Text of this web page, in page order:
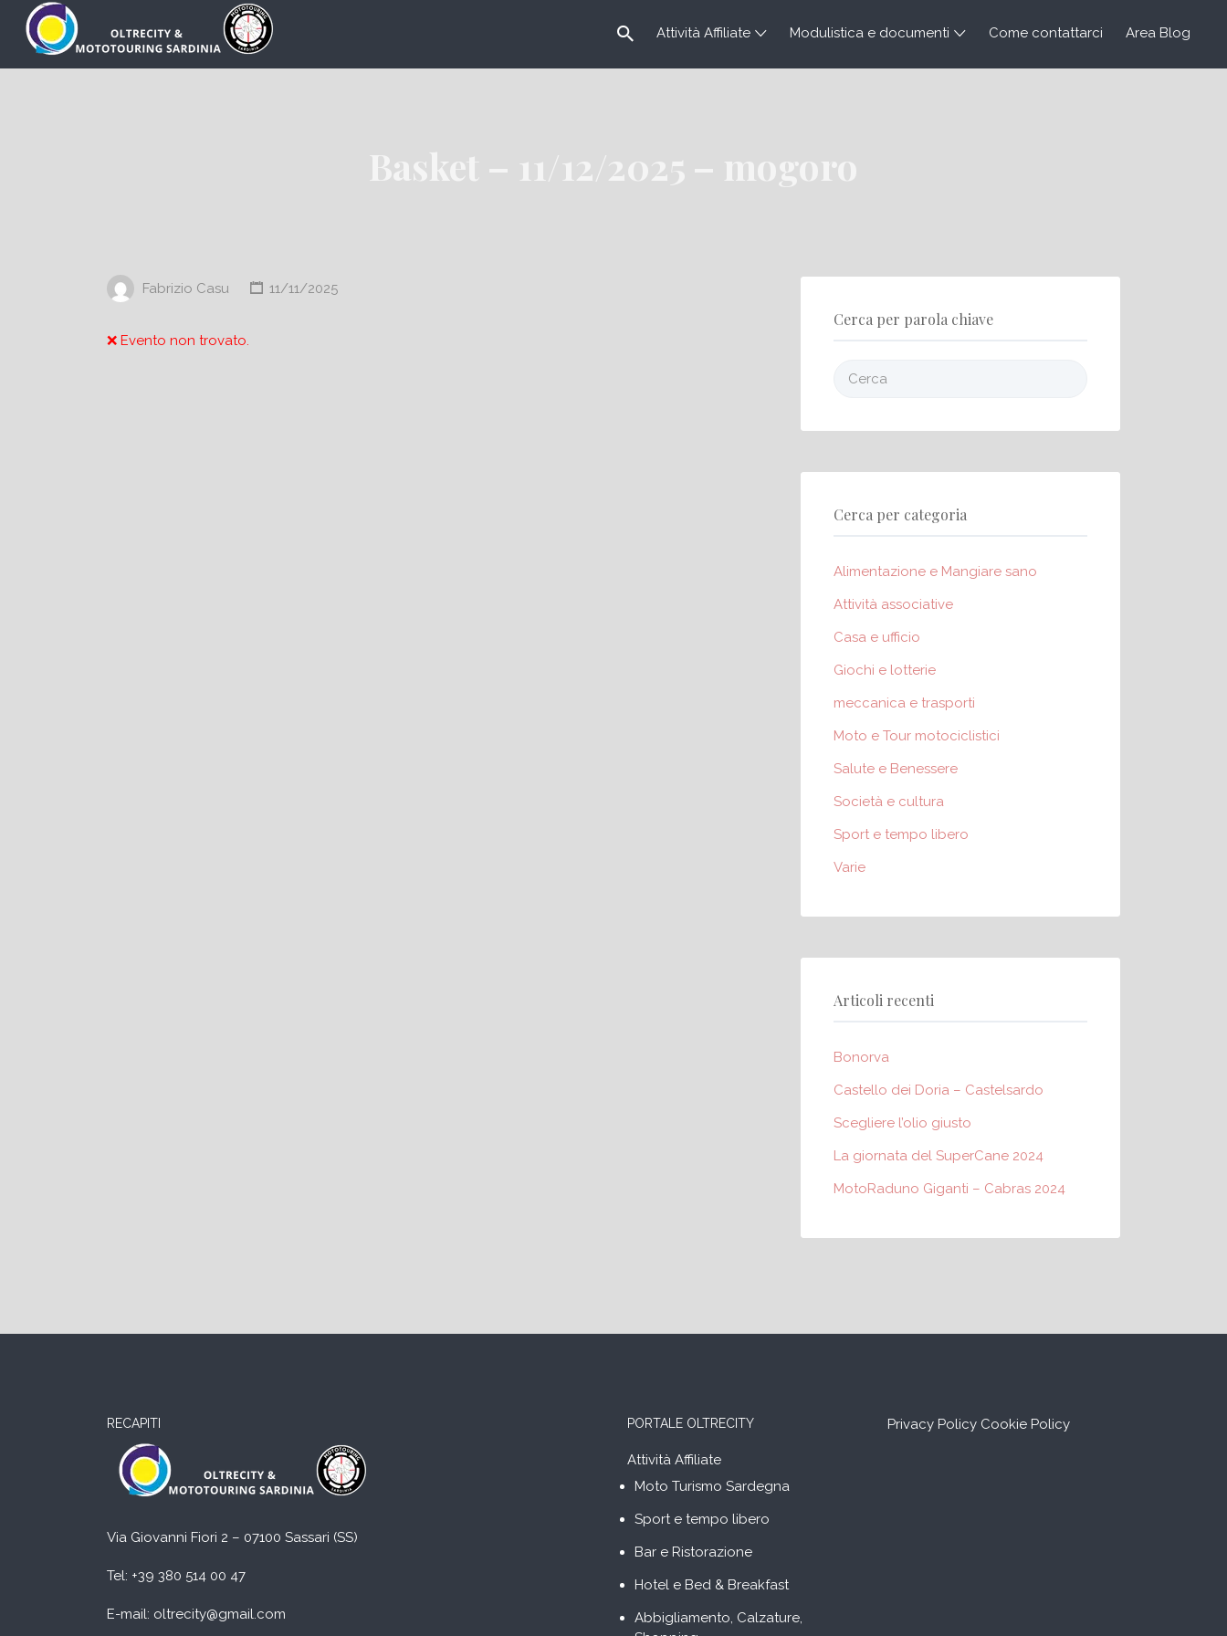
Attività Affiliate Modulistica e documenti Come contattarci Area Blog
Cerca:
Basket – 11/12/2025 – mogoro
Fabrizio Casu 11/11/2025
❌ Evento non trovato.
Cerca per parola chiave
Cerca:
Cerca per categoria
Alimentazione e Mangiare sano
Attività associative
Casa e ufficio
Giochi e lotterie
meccanica e trasporti
Moto e Tour motociclistici
Salute e Benessere
Società e cultura
Sport e tempo libero
Varie
Articoli recenti
Bonorva
Castello dei Doria – Castelsardo
Scegliere l’olio giusto
La giornata del SuperCane 2024
MotoRaduno Giganti – Cabras 2024
RECAPITI
Via Giovanni Fiori 2 – 07100 Sassari (SS)
Tel: +39 380 514 00 47
E-mail: oltrecity@gmail.com
PORTALE OLTRECITY
Attività Affiliate
Moto Turismo Sardegna
Sport e tempo libero
Bar e Ristorazione
Hotel e Bed & Breakfast
Abbigliamento, Calzature,
Privacy Policy Cookie Policy